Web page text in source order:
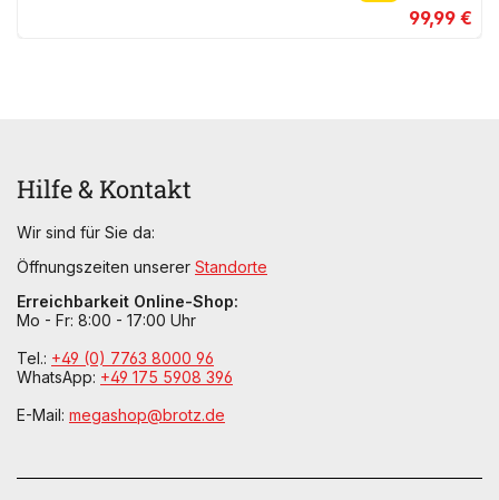
99,99 €
Hilfe & Kontakt
Wir sind für Sie da:
Öffnungszeiten unserer Standorte
Erreichbarkeit Online-Shop:
Mo - Fr: 8:00 - 17:00 Uhr
Tel.: +49 (0) 7763 8000 96
WhatsApp: +49 175 5908 396
E-Mail: megashop@brotz.de